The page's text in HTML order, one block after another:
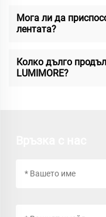
Мога ли да
лентата?
Колко дълго
LUMIMORE?